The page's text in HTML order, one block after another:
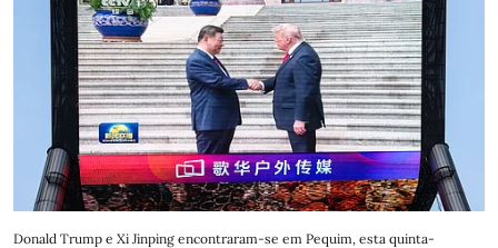
Donald Trump e Xi Jinping encontraram-se em Pequim, esta quinta-